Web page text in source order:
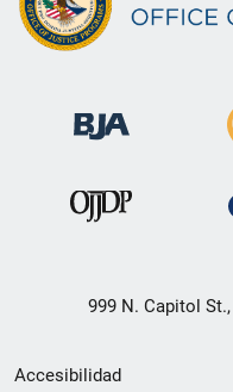
999 N. Capitol
Menú
Accesibilidad